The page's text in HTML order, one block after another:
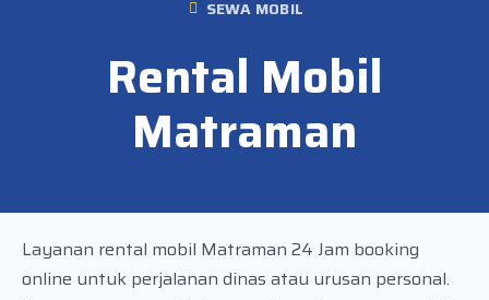
SEWA MOBIL
Rental Mobil
Matraman
Layanan rental mobil Matraman 24 Jam booking
online untuk perjalanan dinas atau urusan personal.